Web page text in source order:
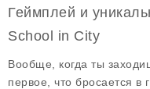
Геймплей и
School in City
Вообще, когда ты
первое, что бросается в